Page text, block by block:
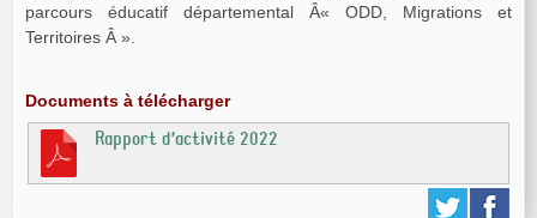
parcours éducatif départemental Â« ODD, Migrations et
Territoires Â ».
Documents à télécharger
Rapport d’activité 2022